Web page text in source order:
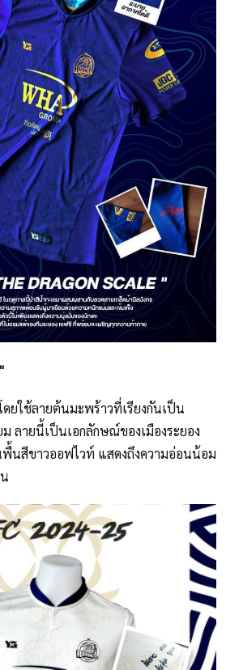
ยใช้ลายต้นมะพร้าวที่เรียงกันเป็น
ลายนี้เป็นเอกลักษณ์ของเมืองระยอง
นสีขาวออฟไวท์ แสดงถึงความอ่อนน้อม